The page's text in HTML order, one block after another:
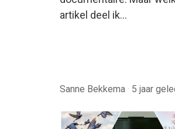
artikel deel ik…
Sanne Bekkema · 5 jaar